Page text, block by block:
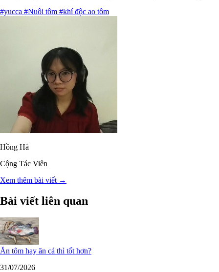
#yucca #Nuôi tôm #khí độc ao tôm
Hồng Hà
Cộng Tác Viên
Xem thêm bài viết →
Bài viết liên quan
Ăn tôm hay ăn cá thì tốt hơn?
31/07/2026